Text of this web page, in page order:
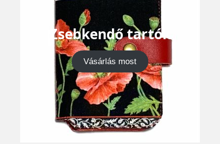
Zsebkendő tartók
Vásárlás most